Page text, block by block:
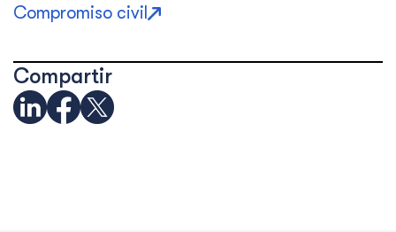
Compromiso civil
Compartir